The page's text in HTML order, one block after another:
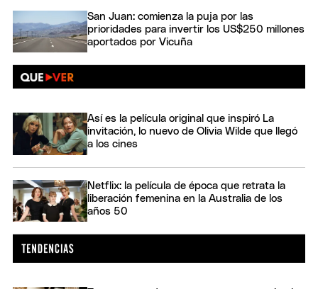
San Juan: comienza la puja por las
prioridades para invertir los US$250 millones
aportados por Vicuña
Así es la película original que inspiró La
invitación, lo nuevo de Olivia Wilde que llegó
a los cines
Netflix: la película de época que retrata la
liberación femenina en la Australia de los
años 50